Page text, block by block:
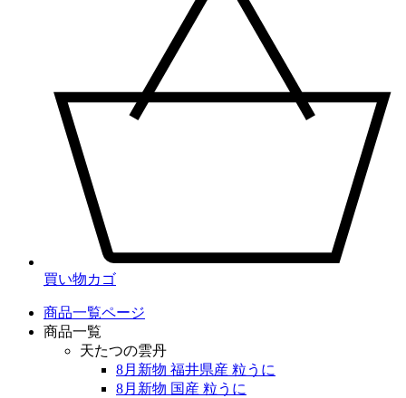
買い物カゴ
商品一覧ページ
商品一覧
天たつの雲丹
8月新物 福井県産 粒うに
8月新物 国産 粒うに